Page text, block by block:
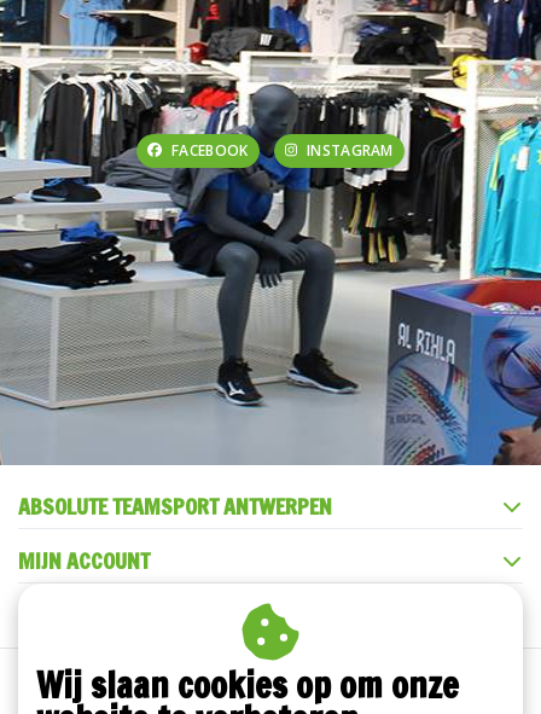
FACEBOOK INSTAGRAM
ABSOLUTE TEAMSPORT ANTWERPEN
MIJN ACCOUNT
Wij slaan cookies op om onze